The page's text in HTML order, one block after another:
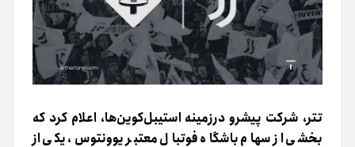
تتر، شرکت پیشرو درزمینه استیبل‌کوین‌ها، اعلام کرد که
بخشی از سهام باشگاه فوتبال معتبر یوونتوس، یکی از